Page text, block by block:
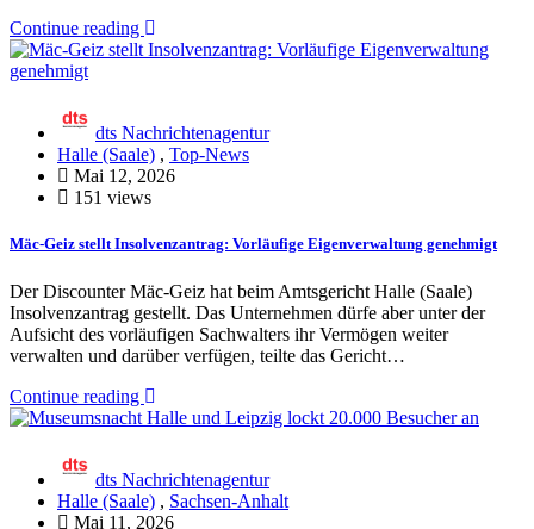
Continue reading
dts Nachrichtenagentur
Halle (Saale) , Top-News
Mai 12, 2026
151 views
Mäc-Geiz stellt Insolvenzantrag: Vorläufige Eigenverwaltung genehmigt
Der Discounter Mäc-Geiz hat beim Amtsgericht Halle (Saale)
Insolvenzantrag gestellt. Das Unternehmen dürfe aber unter der
Aufsicht des vorläufigen Sachwalters ihr Vermögen weiter
verwalten und darüber verfügen, teilte das Gericht…
Continue reading
dts Nachrichtenagentur
Halle (Saale) , Sachsen-Anhalt
Mai 11, 2026